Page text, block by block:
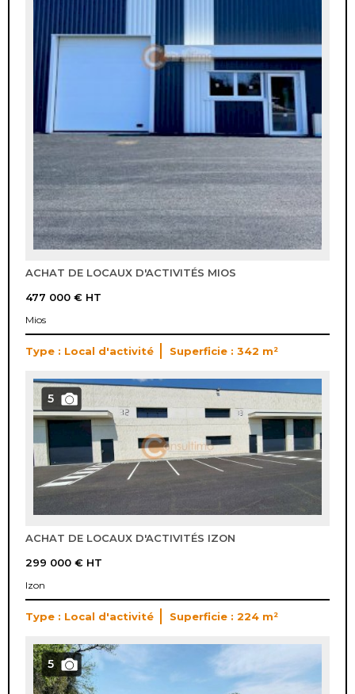
ACHAT DE LOCAUX D'ACTIVITÉS MIOS
477 000 € HT
Mios
Type : Local d'activité Superficie : 342 m²
5
ACHAT DE LOCAUX D'ACTIVITÉS IZON
299 000 € HT
Izon
Type : Local d'activité Superficie : 224 m²
5